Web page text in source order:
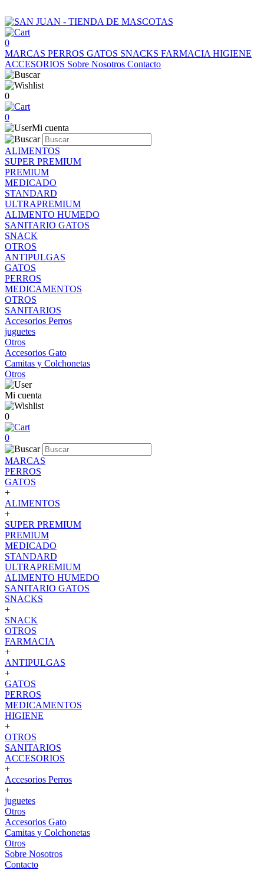
0
MARCAS PERROS GATOS SNACKS FARMACIA HIGIENE
ACCESORIOS Sobre Nosotros Contacto
0
0
Mi cuenta
ALIMENTOS
SUPER PREMIUM
PREMIUM
MEDICADO
STANDARD
ULTRAPREMIUM
ALIMENTO HUMEDO
SANITARIO GATOS
SNACK
OTROS
ANTIPULGAS
GATOS
PERROS
MEDICAMENTOS
OTROS
SANITARIOS
Accesorios Perros
juguetes
Otros
Accesorios Gato
Camitas y Colchonetas
Otros
Mi cuenta
0
0
MARCAS
PERROS
GATOS
+
ALIMENTOS
+
SUPER PREMIUM
PREMIUM
MEDICADO
STANDARD
ULTRAPREMIUM
ALIMENTO HUMEDO
SANITARIO GATOS
SNACKS
+
SNACK
OTROS
FARMACIA
+
ANTIPULGAS
+
GATOS
PERROS
MEDICAMENTOS
HIGIENE
+
OTROS
SANITARIOS
ACCESORIOS
+
Accesorios Perros
+
juguetes
Otros
Accesorios Gato
Camitas y Colchonetas
Otros
Sobre Nosotros
Contacto